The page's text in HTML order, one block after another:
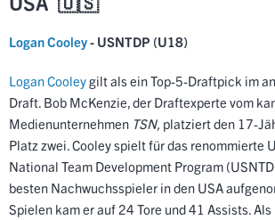
Logan Cooley- USNTDP (U18)
Logan Cooleygilt als ein Top-5-Draftpick im
Draft. Bob McKenzie, der Draftexperte vom
Medienunternehmen TSN, platziert den 17-
Platz zwei. Cooley spielt für das renommierte
National Team Development Program
besten Nachwuchsspieler in den USA
Spielen kam er auf 24 Tore und 41 Assists.